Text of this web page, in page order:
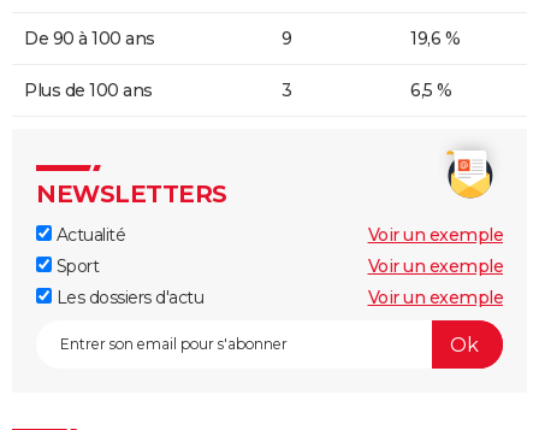
De 90 à 100 ans 9 19,6 %
Plus de 100 ans 3 6,5 %
NEWSLETTERS
Actualité
Voir un exemple
Sport
Voir un exemple
Les dossiers d'actu
Voir un exemple